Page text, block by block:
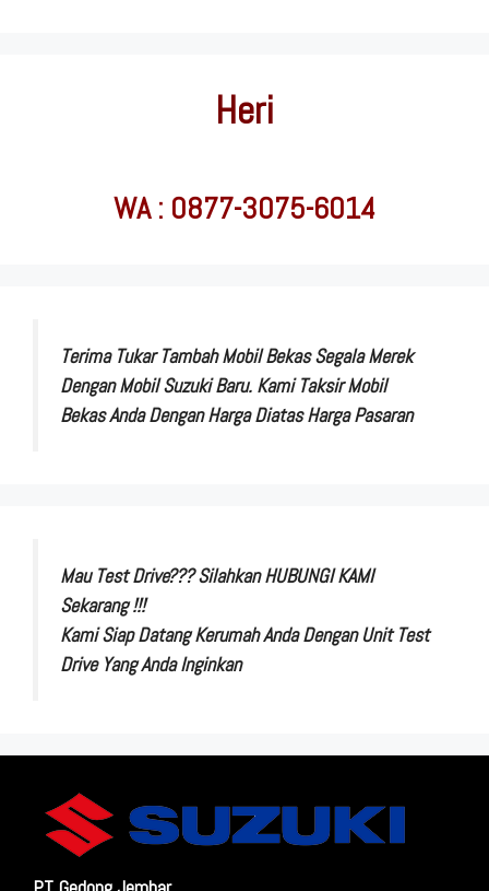
Heri
WA : 0877-3075-6014
Terima Tukar Tambah Mobil Bekas Segala Merek
Dengan Mobil Suzuki Baru. Kami Taksir Mobil
Bekas Anda Dengan Harga Diatas Harga Pasaran
Mau Test Drive??? Silahkan HUBUNGI KAMI
Sekarang !!!
Kami Siap Datang Kerumah Anda Dengan Unit Test
Drive Yang Anda Inginkan